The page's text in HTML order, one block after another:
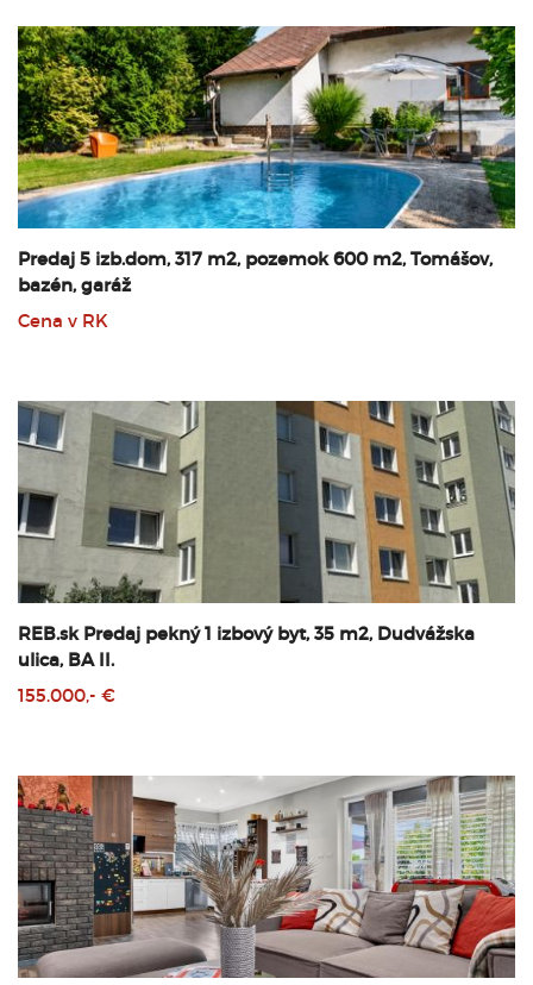
Predaj 5 izb.dom, 317 m2, pozemok 600 m2, Tomášov,
bazén, garáž
Cena v RK
REB.sk Predaj pekný 1 izbový byt, 35 m2, Dudvážska
ulica, BA II.
155.000,- €